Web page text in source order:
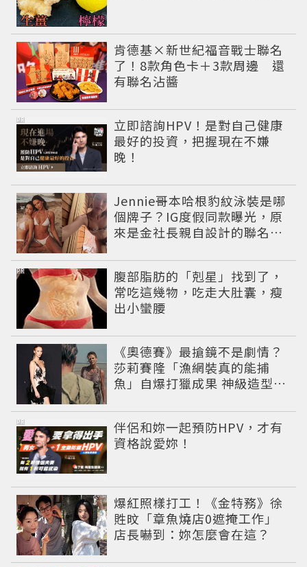
肯德基×新世紀福音戰士聯名
了！8款角色卡＋3款周邊 還
有聯名沾醬
立即諮詢HPV！是對自己健康
最好的投資，把握現在不嫌
晚！
PR
Jennie哥本哈根豹紋泳裝是哪
個牌子？IG度假同款曝光，原
來是金社長親自設計的聯名系
腹部脂肪的「剋星」找到了，
常吃這幾物，吃走大肚囊，瘦
出小蠻腰
PR
《奧德賽》最搶鏡不是劇情？
莎莉賽隆「漁網裝真的能捕
魚」自爆打獵成果 神級造型美
伴侶和妳一起預防HPV，才有
資格說愛妳！
PR
爆紅照樣打工！《金特務》徐
貹旼「章魚燒店0遮掩工作」
店長嚇到：妳怎麼會在這？